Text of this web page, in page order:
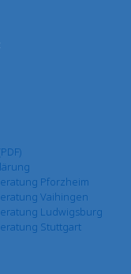
Pforzheim
Vaihingen
Ludwigsburg
Stuttgart